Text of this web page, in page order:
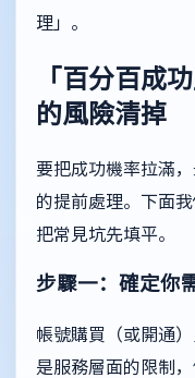
理」。
「百分百成
的風險清掉
要把成功機率拉滿
的提前處理。下面
把常見坑先填平。
步驟一：確定你
帳號購買（或開通
是服務層面的限制